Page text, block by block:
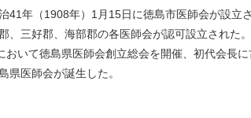
41年（1908年）1月15日に徳島市医師会が設立
、三好郡、海部郡の各医師会が認可設立された
いて徳島県医師会創立総会を開催、初代会長
県医師会が誕生した。